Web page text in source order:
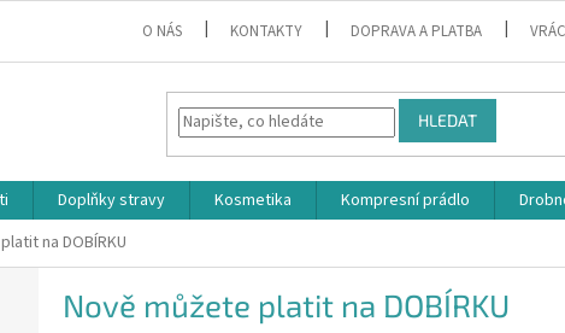
O NÁS KONTAKTY DOPRAVA A PLATBA
HLEDAT
Doplňky stravy Kosmetika Kompresní prádlo
na DOBÍRKU
Nově můžete platit na DOBÍRKU